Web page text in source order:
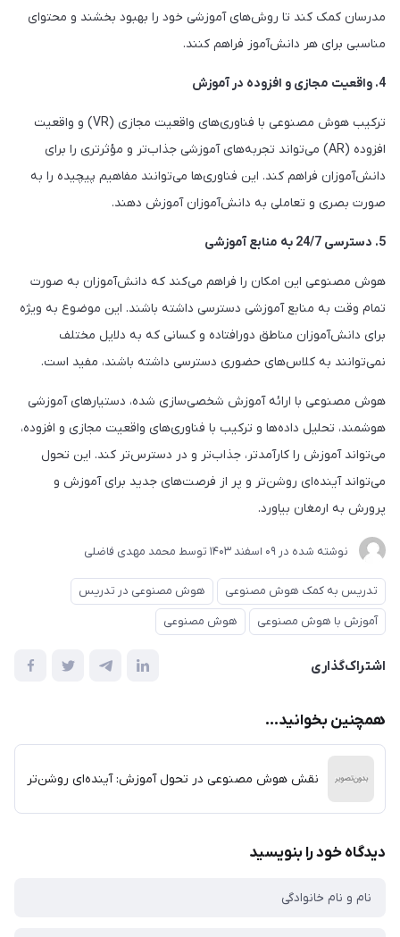
مدرسان کمک کند تا روش‌های آموزشی خود را بهبود بخشند و محتوای
مناسبی برای هر دانش‌آموز فراهم کنند.
4. واقعیت مجازی و افزوده در آموزش
ترکیب هوش مصنوعی با فناوری‌های واقعیت مجازی (VR) و واقعیت
افزوده (AR) می‌تواند تجربه‌های آموزشی جذاب‌تر و مؤثرتری را برای
دانش‌آموزان فراهم کند. این فناوری‌ها می‌توانند مفاهیم پیچیده را به
صورت بصری و تعاملی به دانش‌آموزان آموزش دهند.
5. دسترسی 24/7 به منابع آموزشی
هوش مصنوعی این امکان را فراهم می‌کند که دانش‌آموزان به صورت
تمام وقت به منابع آموزشی دسترسی داشته باشند. این موضوع به ویژه
برای دانش‌آموزان مناطق دورافتاده و کسانی که به دلایل مختلف
نمی‌توانند به کلاس‌های حضوری دسترسی داشته باشند، مفید است.
هوش مصنوعی با ارائه آموزش شخصی‌سازی شده، دستیارهای آموزشی
هوشمند، تحلیل داده‌ها و ترکیب با فناوری‌های واقعیت مجازی و افزوده،
می‌تواند آموزش را کارآمدتر، جذاب‌تر و در دسترس‌تر کند. این تحول
می‌تواند آینده‌ای روشن‌تر و پر از فرصت‌های جدید برای آموزش و
پرورش به ارمغان بیاورد.
نوشته شده در 09 اسفند 1403 توسط محمد مهدی فاضلی
تدریس به کمک هوش مصنوعی
هوش مصنوعی در تدریس
آموزش با هوش مصنوعی
هوش مصنوعی
اشتراک‌گذاری
همچنین بخوانید...
نقش هوش مصنوعی در تحول آموزش: آینده‌ای روشن‌تر
دیدگاه خود را بنویسید